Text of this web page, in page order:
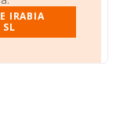
IRABIA
SL